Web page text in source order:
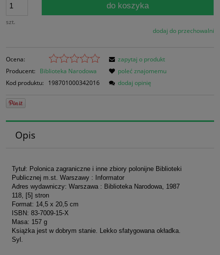
szt.
do koszyka
dodaj do przechowalni
Ocena:
Producent:
Biblioteka Narodowa
Kod produktu:
198701000342016
zapytaj o produkt
poleć znajomemu
dodaj opinię
Opis
Tytuł: Polonica zagraniczne i inne zbiory polonijne Biblioteki
Publicznej m.st. Warszawy : Informator
Adres wydawniczy: Warszawa : Biblioteka Narodowa, 1987
118, [5] stron
Format: 14,5 x 20,5 cm
ISBN: 83-7009-15-X
Masa: 157 g
Książka jest w dobrym stanie. Lekko sfatygowana okładka.
Syl.